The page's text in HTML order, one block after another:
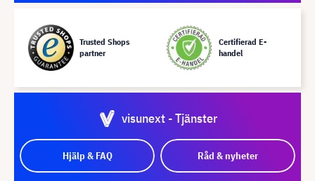
Trusted Shops
partner
Certifierad E-
handel
visunext - Tjänster
Hjälp & FAQ Råd & nyheter